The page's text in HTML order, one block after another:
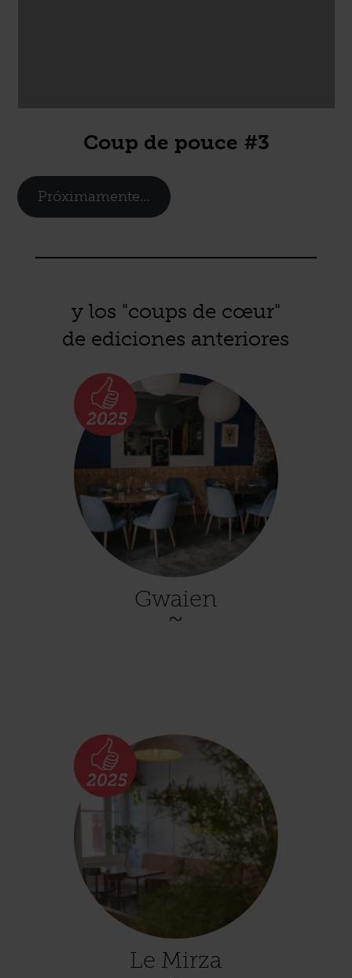
Coup de pouce #3
Próximamente…
y los "coups de cœur"
de ediciones anteriores
Gwaien
Le Mirza